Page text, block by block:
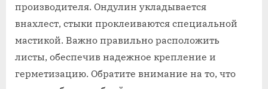
производителя. Ондулин укладывается
внахлест, стыки проклеиваются специальной
мастикой. Важно правильно расположить
листы, обеспечив надежное крепление и
герметизацию. Обратите внимание на то, что